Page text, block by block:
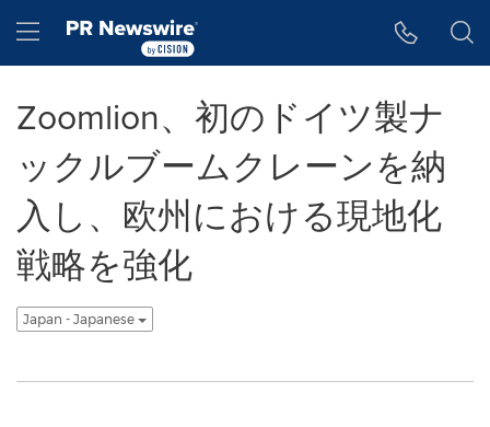
Hamburger menu
Zoomlion、初のドイツ製ナ
ックルブームクレーンを納
入し、欧州における現地化
戦略を強化
Japan - Japanese